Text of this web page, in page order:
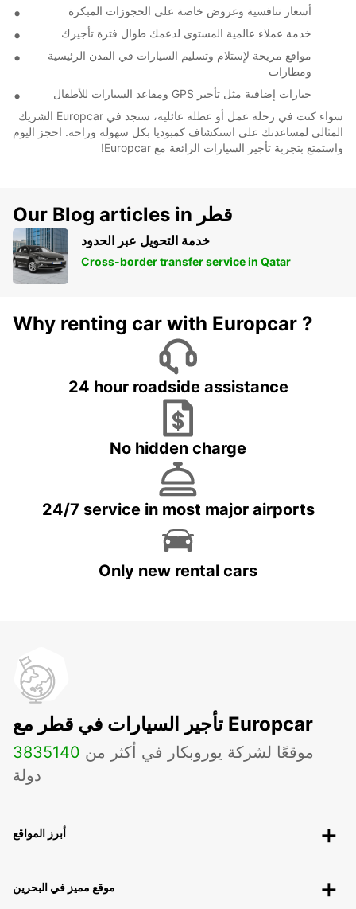
أسعار تنافسية وعروض خاصة على الحجوزات المبكرة
خدمة عملاء عالمية المستوى لدعمك طوال فترة تأجيرك
مواقع مريحة لإستلام وتسليم السيارات في المدن الرئيسية
ومطارات
خيارات إضافية مثل تأجير GPS ومقاعد السيارات للأطفال
سواء كنت في رحلة عمل أو عطلة عائلية، ستجد في Europcar الشريك
المثالي لمساعدتك على استكشاف كمبوديا بكل سهولة وراحة. احجز اليوم
واستمتع بتجربة تأجير السيارات الرائعة مع Europcar!
Our Blog articles in قطر
خدمة التحويل عبر الحدود
Cross-border transfer service in Qatar
Why renting car with Europcar ?
24 hour roadside assistance
No hidden charge
24/7 service in most major airports
Only new rental cars
تأجير السيارات في قطر مع Europcar
3835 موقعًا لشركة يوروبكار في أكثر من 140
دولة
أبرز المواقع
موقع مميز في البحرين